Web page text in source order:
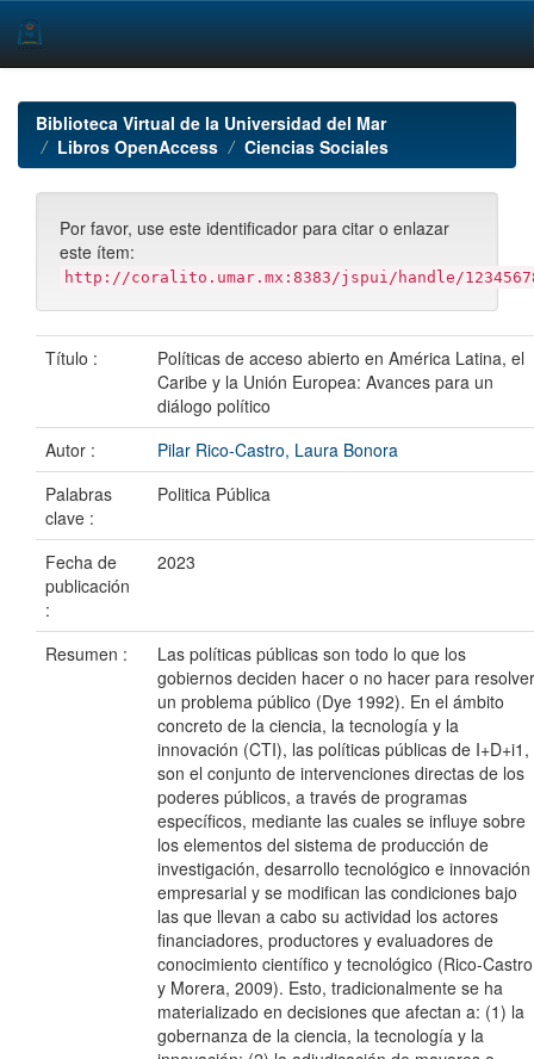
navigationBiblioteca Virtual de la Universidad del Mar
Libros OpenAccess
Ciencias Sociales
Por favor, use este identificador para citar o enlazar
este ítem:
http://coralito.umar.mx:8383/jspui/handle/
Título :
Políticas de acceso abierto en América Latina, el
Caribe y la Unión Europea: Avances para un
diálogo político
Autor :
Pilar Rico-Castro, Laura Bonora
Palabras
clave :
Politica Pública
Fecha de
publicación
:
2023
Resumen :
Las políticas públicas son todo lo que los
gobiernos deciden hacer o no hacer para resolver
un problema público (Dye 1992). En el ámbito
concreto de la ciencia, la tecnología y la
innovación (CTI), las políticas públicas de I+D+i1,
son el conjunto de intervenciones directas de los
poderes públicos, a través de programas
específicos, mediante las cuales se influye sobre
los elementos del sistema de producción de
investigación, desarrollo tecnológico e innovación
empresarial y se modifican las condiciones bajo
las que llevan a cabo su actividad los actores
financiadores, productores y evaluadores de
conocimiento científico y tecnológico (Rico-Castro
y Morera, 2009). Esto, tradicionalmente se ha
materializado en decisiones que afectan a: (1) la
gobernanza de la ciencia, la tecnología y la